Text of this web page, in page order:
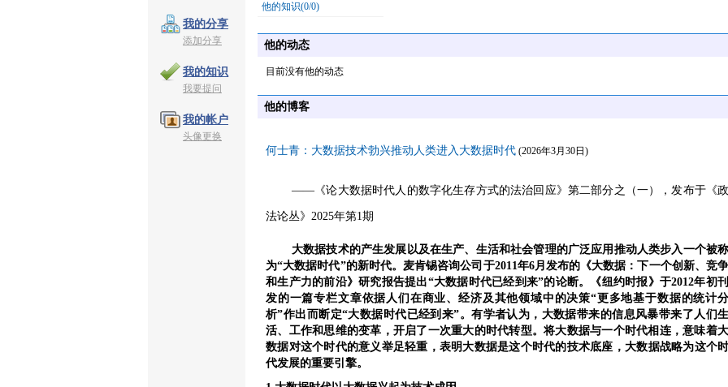
我的分享
添加分享
我的知识
我要提问
我的帐户
头像更换
他的知识(0/0)
他的动态
目前没有他的动态
他的博客
何士青：大数据技术勃兴推动人类进入大数据时代 (2026年3月30日)
——《论大数据时代人的数字化生存方式的法治回应》第二部分之（一），发布于《政
法论丛》2025年第1期
大数据技术的产生发展以及在生产、生活和社会管理的广泛应用推动人类步入一个被称
为“大数据时代”的新时代。 麦肯锡咨询公司于2011年6月发布的《大数据：下一个创新、竞争
和生产力的前沿》研究报告提出“大数据时代已经到来”的论断。
《纽约时报》于2012年初刊
发的一篇专栏文章依据人们在商业、经济及其他领域中 的决策“更多地基于数据的统计分
析”作出而断定“大数据时代已经到来”。有学者认为，大数据带来的信息风暴带来了人们生
活、工作和思维的变革，开启了一次重大的时代转型。将大数据与一个时代相连，意味着大
数据对这个时代的意义 举足轻重 ， 表明大数据是这个时代的技术底座，大数据战略为这个
代发展的重要引擎。